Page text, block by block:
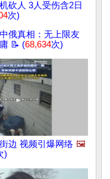
砍人 3人受伤含2日
次)
俄真相：无上限友
📝 (68,634次)
边 视频引爆网络 🖼️
)